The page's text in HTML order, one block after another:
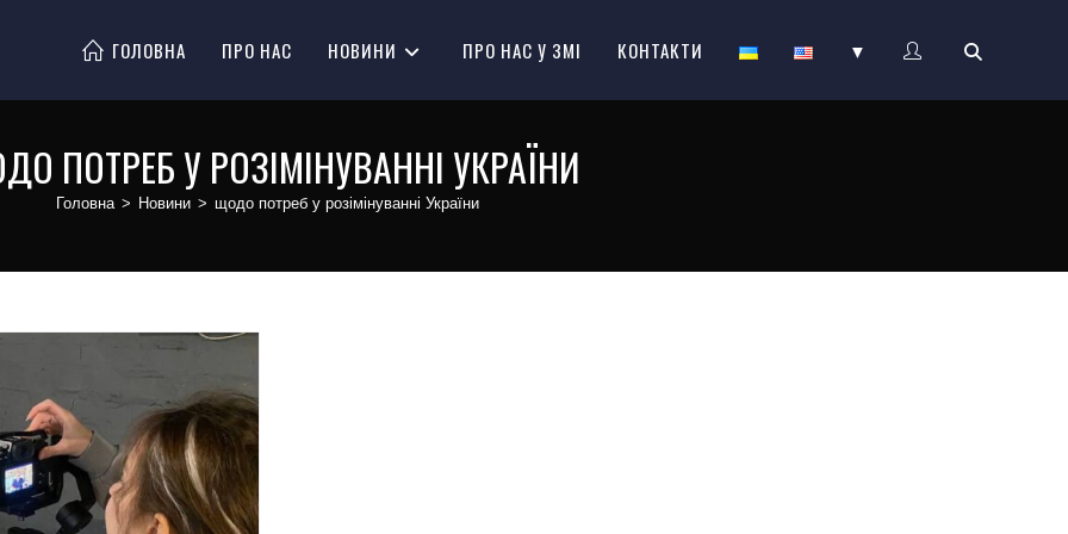
ГОЛОВНА ПРО НАС НОВИНИ ПРО НАС У ЗМІ КОНТАКТИ ▼
ПОТРЕБ У РОЗІМІНУВАННІ УКРАЇНИ
Головна > Новини > щодо потреб у розімінуванні України